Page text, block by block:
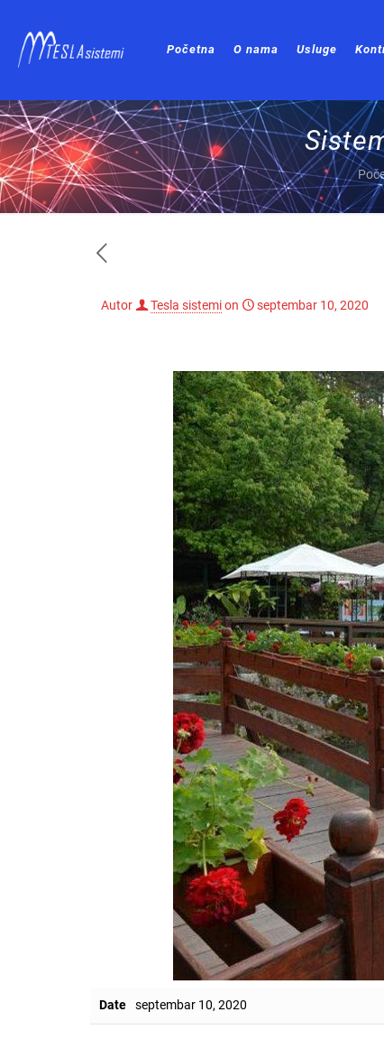
Početna O nama Usluge
Autor Tesla sistemion septembar 10, 2020
Date septembar 10, 2020